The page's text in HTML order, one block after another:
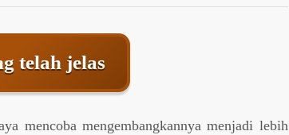
telah jelas
mencoba mengembangkannya menjadi lebih